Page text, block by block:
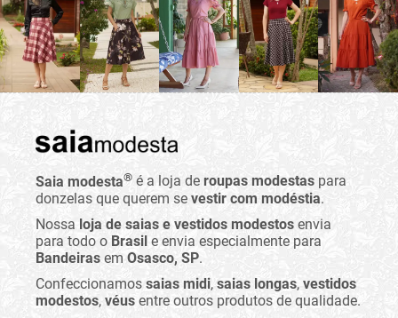
Saia modesta® é a loja de roupas modestas para
donzelas que querem se vestir com modéstia.
Nossa loja de saias e vestidos modestos envia
para todo o Brasil e envia especialmente para
Bandeiras em Osasco, SP.
Confeccionamos saias midi, saias longas, vestidos
modestos, véus entre outros produtos de qualidade.